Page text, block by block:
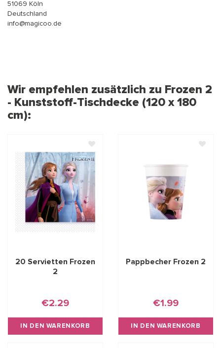
51069 Köln
Deutschland
info@magicoo.de
Wir empfehlen zusätzlich zu Frozen 2
- Kunststoff-Tischdecke (120 x 180
cm):
20 Servietten Frozen
2
€2.29
IN DEN WARENKORB
Pappbecher Frozen 2
€1.99
IN DEN WARENKORB